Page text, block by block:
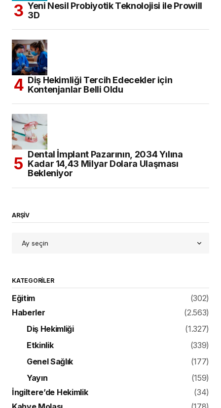
Yeni Nesil Probiyotik Teknolojisi ile Prowill
3D
Diş Hekimliği Tercih Edecekler için
Kontenjanlar Belli Oldu
Dental İmplant Pazarının, 2034 Yılına
Kadar 14,43 Milyar Dolara Ulaşması
Bekleniyor
ARŞİV
KATEGORILER
Eğitim
(302)
Haberler
(2.563)
Diş Hekimliği
(1.327)
Etkinlik
(339)
Genel Sağlık
(177)
Yayın
(159)
İngiltere’de Hekimlik
(34)